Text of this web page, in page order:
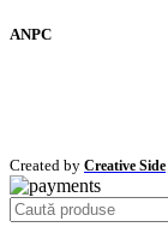
ANPC
Created by Creative Side